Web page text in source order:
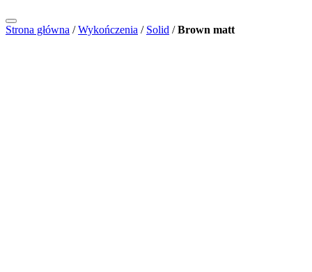
Strona główna /Wykończenia / Solid /Brown matt